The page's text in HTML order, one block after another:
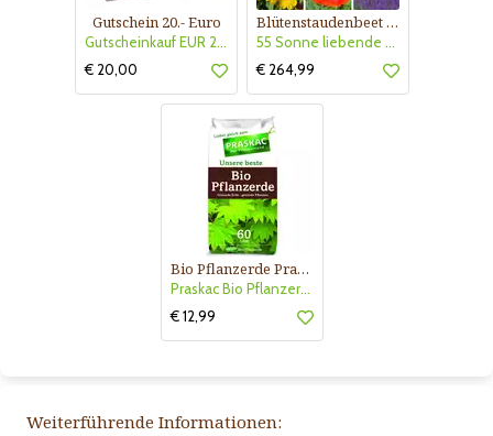
Gutschein 20.- Euro
Gutscheinkauf EUR 20.-
€ 20,00
Blütenstaudenbeet Kollektion Nr. 504
55 Sonne liebende Stauden für 6 m² Beet mit Pflanzplan
€ 264,99
Bio Pflanzerde Praskac
Praskac Bio Pflanzerde
€ 12,99
Weiterführende Informationen: